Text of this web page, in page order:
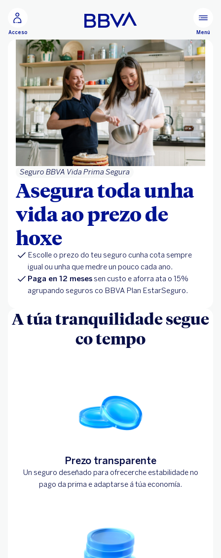
Acceso Menú
Seguro BBVA Vida Prima Segura
Asegura toda unha
vida ao prezo de
hoxe
Escolle o prezo do teu seguro cunha cota sempre
igual ou unha que medre un pouco cada ano.
Paga en 12 mesessen custo e aforra ata o 15%
agrupando seguros co BBVA Plan EstarSeguro.
A túa tranquilidade segue
co tempo
Prezo transparente
Un seguro deseñado para ofrecerche estabilidade no
pago da prima e adaptarse á túa economía.